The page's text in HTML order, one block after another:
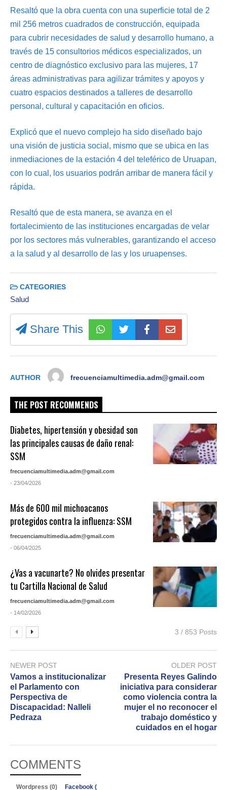
Resaltó que la obra cuenta con una superficie total de 2
mil 256 metros cuadrados de construcción, equipada
para cubrir necesidades de salud y desarrollo humano, a
través de 15 consultorios médicos especializados, un
centro de diagnóstico exclusivo para las mujeres, 17
áreas administrativas para agilizar trámites y apoyos y
cuatro espacios destinados a talleres de desarrollo
personal, cultural y capacitación en oficios.
Explicó que el nuevo complejo ha sido diseñado bajo
una visión de justicia social, mismo que se ubica en las
inmediaciones de la estación 4 del teleférico de Uruapan,
con lo cual, los usuarios podrán arribar de manera fácil y
rápida.
Resaltó que de esta manera, se avanza en el
fortalecimiento de las instituciones encargadas de velar
por los sectores más vulnerables, garantizando el acceso
a la salud y al desarrollo de las y los uruapenses.
CATEGORIES
Salud
Share This
AUTHOR frecuenciamultimedia.adm@gmail.com
THE POST RECOMMENDS
Diabetes, hipertensión y obesidad son
las principales causas de daño renal:
SSM
frecuenciamultimedia.adm@gmail.com
- 23/04/2026
Más de 600 mil michoacanos
protegidos contra la influenza: SSM
frecuenciamultimedia.adm@gmail.com
- 06/04/2025
¿Vas a vacunarte? No olvides presentar
tu Cartilla Nacional de Salud
frecuenciamultimedia.adm@gmail.com
- 14/02/2026
3 / 853 Posts
NEWER POST
Vamos a institucionalizar
el Parlamento con
Perspectiva de
Discapacidad: Nalleli
Pedraza
OLDER POST
Presenta Reyes Galindo
iniciativa para considerar
como violencia contra la
mujer el no reconocer el
trabajo doméstico y
cuidados en el hogar
COMMENTS
Wordpress (0) Facebook (